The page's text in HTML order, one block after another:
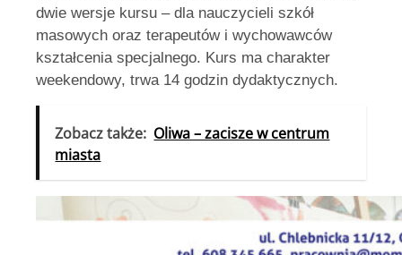
dwie wersje kursu – dla nauczycieli szkół
masowych oraz terapeutów i wychowawców
kształcenia specjalnego. Kurs ma charakter
weekendowy, trwa 14 godzin dydaktycznych.
Zobacz także: Oliwa – zacisze w centrum
miasta